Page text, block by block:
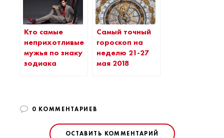
Кто самые
неприхотливые
мужья по знаку
зодиака
Самый точный
гороскоп на
неделю 21-27
мая 2018
0 КОММЕНТАРИЕВ
ОСТАВИТЬ КОММЕНТАРИЙ